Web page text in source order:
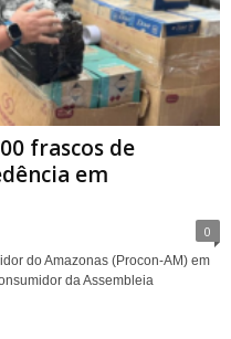
frascos de
em
0
do Amazonas (Procon-AM) em
da Assembleia